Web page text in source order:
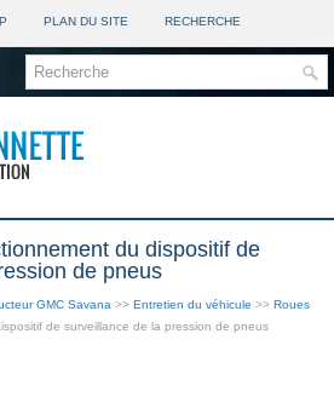
PLAN DU SITE RECHERCHE
du dispositif de
de pneus
GMC Savana >> Entretien du véhicule >> Roues
de surveillance de la pression de pneus